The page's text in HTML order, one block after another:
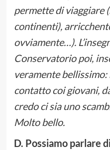
permette di viaggiare
continenti),
ovviamente…).
Conservatorio poi,
veramente
contatto coi giovani,
credo ci sia uno
Molto bello.
D. Possiamo parlare